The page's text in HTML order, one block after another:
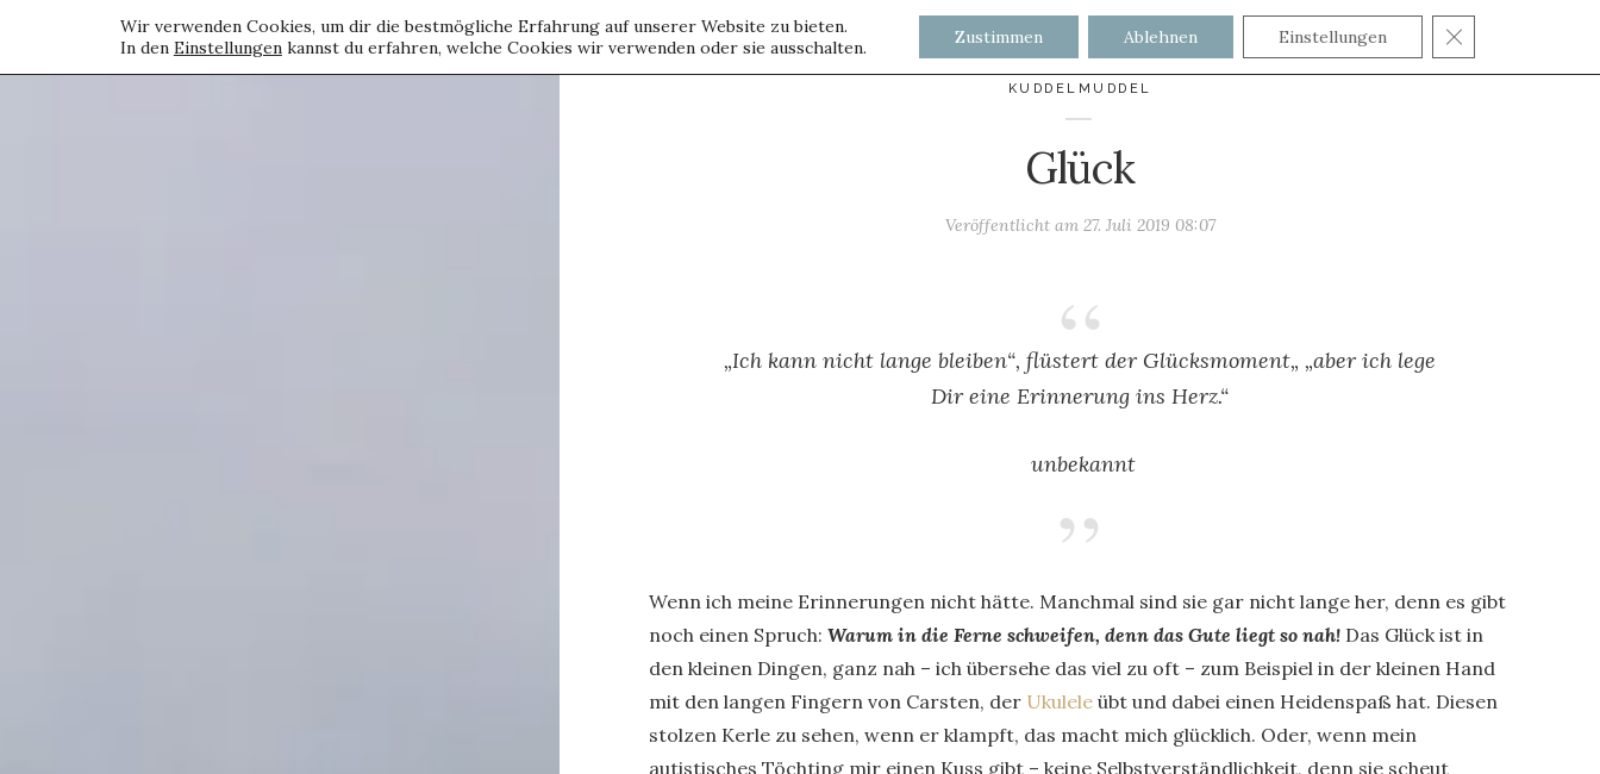
KUDDELMUDDEL
Glück
Veröffentlicht am 27. Juli 2019 08:07
„Ich kann nicht lange bleiben“, flüstert der Glücksmoment„ „aber ich lege
Dir eineErinnerung ins Herz.“
unbekannt
Wenn ich meine Erinnerungen nicht hätte. Manchmal sind sie gar nicht lange her, denn es gibt
noch einen Spruch:Warum in die Ferne schweifen, denn das Gute liegt so nah! Das Glück ist in
den kleinen Dingen, ganz nah – ich übersehe das viel zu oft – zum Beispiel in der kleinen Hand
mit den langen Fingern von Carsten, der Ukulele übt und dabei einen Heidenspaß hat. Diesen
stolzen Kerle zu sehen, wenn er klampft, das macht mich glücklich. Oder, wenn mein
autistisches Töchting mir einen Kuss gibt – keine Selbstverständlichkeit, denn sie scheut
Wir verwenden Cookies, um dir die bestmögliche Erfahrung auf unserer Website zu bieten.
In den Einstellungenkannst du erfahren, welche Cookies wir verwenden oder sie ausschalten. Zustimmen Ablehnen Einstellungen GDPR